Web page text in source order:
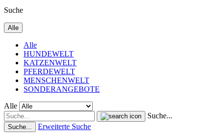
Suche
Alle
Alle
HUNDEWELT
KATZENWELT
PFERDEWELT
MENSCHENWELT
SONDERANGEBOTE
Alle
Suche...
Suche... Erweiterte Suche